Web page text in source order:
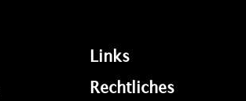
Links
Rechtliches